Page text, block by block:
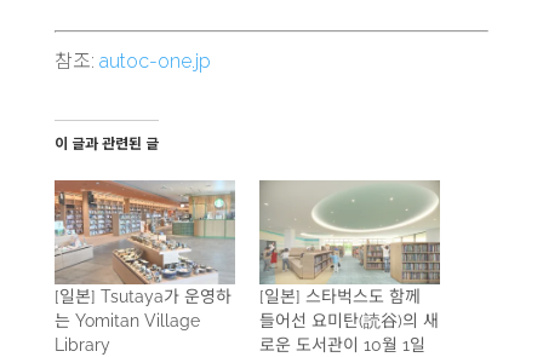
참조: autoc-one.jp
이 글과 관련된 글
[일본] Tsutaya가 운영하
는 Yomitan Village
Library
[일본] 스타벅스도 함께
들어선 요미탄(読谷)의 새
로운 도서관이 10월 1일